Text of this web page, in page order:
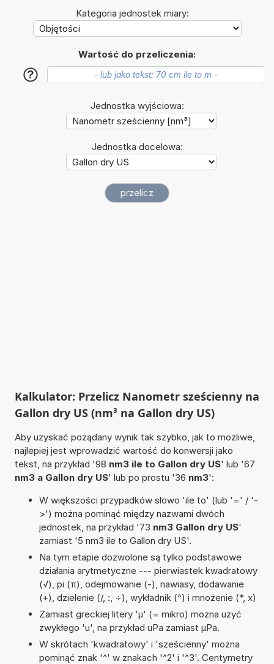
Kategoria jednostek miary:
Wartość do przeliczenia:
?
Jednostka wyjściowa:
Jednostka docelowa:
Kalkulator: Przelicz Nanometr sześcienny na
Gallon dry US (nm³ na Gallon dry US)
Aby uzyskać pożądany wynik tak szybko, jak to możliwe,
najlepiej jest wprowadzić wartość do konwersji jako
tekst, na przykład '98 nm3 ile to Gallon dry US' lub '67
nm3 a Gallon dry US' lub po prostu '36 nm3':
W większości przypadków słowo 'ile to' (lub '=' / '-
>') można pominąć między nazwami dwóch
jednostek, na przykład '73 nm3 Gallon dry US'
zamiast '5 nm3 ile to Gallon dry US'.
Na tym etapie dozwolone są tylko podstawowe
działania arytmetyczne --- pierwiastek kwadratowy
(√), pi (π), odejmowanie (-), nawiasy, dodawanie
(+), dzielenie (/, :, ÷), wykładnik (^) i mnożenie (*, x)
Zamiast greckiej litery 'µ' (= mikro) można użyć
zwykłego 'u', na przykład uPa zamiast µPa.
W skrótach 'kwadratowy' i 'sześcienny' można
pominąć znak '^' w znakach '^2' i '^3'. Centymetry